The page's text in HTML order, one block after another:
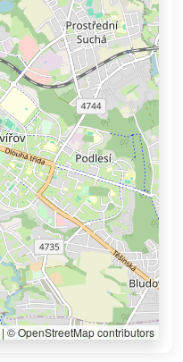
|© OpenStreetMap contributors